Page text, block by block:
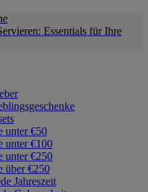
Essentials für Ihre
unter €50
unter €100
unter €250
über €250
Jahreszeit